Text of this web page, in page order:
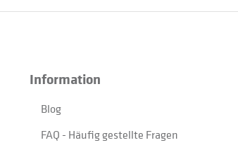
Information
Blog
FAQ - Häufig gestellte Fragen